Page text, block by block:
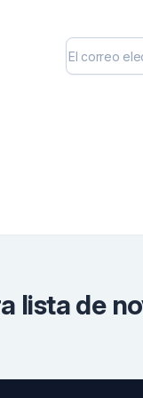
lista de